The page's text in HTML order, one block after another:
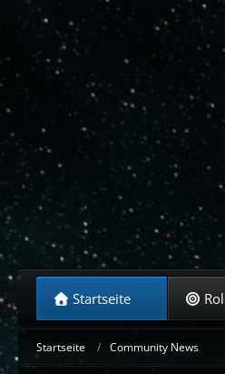
Startseite
Startseite Community News